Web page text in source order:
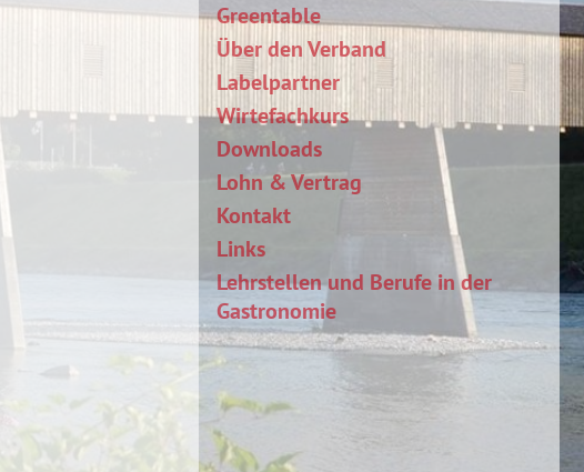
Greentable
Über den Verband
Labelpartner
Wirtefachkurs
Downloads
Lohn & Vertrag
Kontakt
Links
Lehrstellen und Berufe in der
Gastronomie